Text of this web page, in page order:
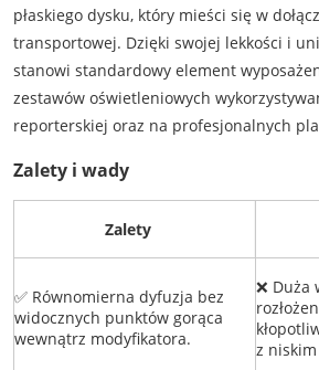
płaskiego dysku, który mieści się w
transportowej. Dzięki swojej lekkości i
stanowi standardowy element
zestawów oświetleniowych
reporterskiej oraz na profesjonalnych
Zalety i wady
Zalety
✅ Równomierna dyfuzja bez
widocznych punktów gorąca
wewnątrz modyfikatora.
❌ Duża
z